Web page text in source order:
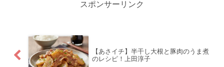
スポンサーリンク
【あさイチ】半干し大根と豚肉のうま煮
のレシピ！上田淳子